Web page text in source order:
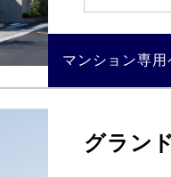
マンション専用
グラン